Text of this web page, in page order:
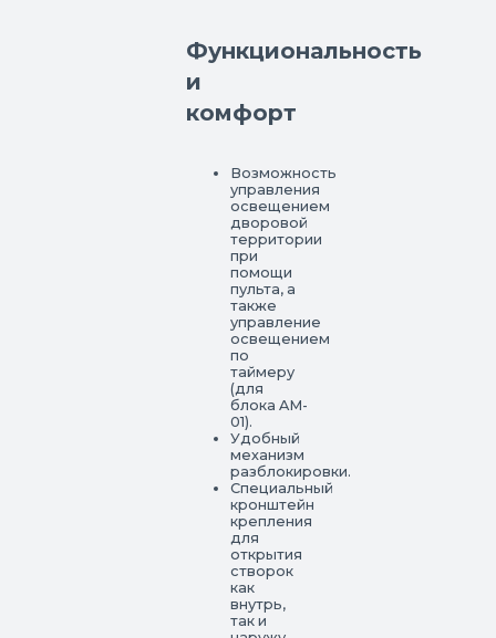
Функциональность
и
комфорт
Возможность
управления
освещением
дворовой
территории
при
помощи
пульта, а
также
управление
освещением
по
таймеру
(для
блока AM-
01).
Удобный
механизм
разблокировки.
Специальный
кронштейн
крепления
для
открытия
створок
как
внутрь,
так и